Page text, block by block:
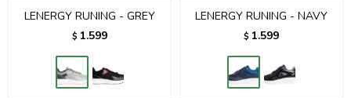
LENERGY RUNING - GREY
$ 1.599
LENERGY RUNING - NAVY
$ 1.599